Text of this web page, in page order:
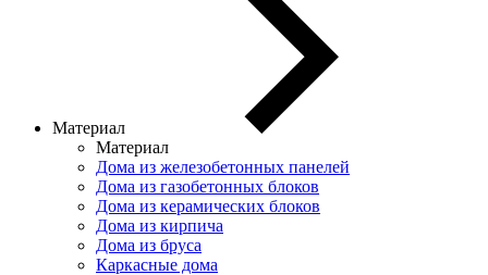
Материал
Материал
Дома из железобетонных панелей
Дома из газобетонных блоков
Дома из керамических блоков
Дома из кирпича
Дома из бруса
Каркасные дома